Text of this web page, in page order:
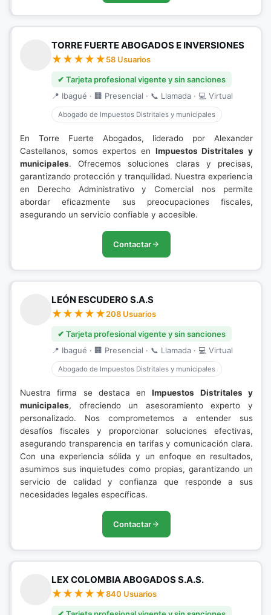
TORRE FUERTE ABOGADOS E INVERSIONES
58 Usuarios
✔ Tarjeta profesional vigente y sin sanciones
📍 Ibagué · 🏢 Presencial · 📞 Llamada · 💻 Virtual
Abogado de Impuestos Distritales y municipales
En Torre Fuerte Abogados, liderado por Alexander
Castellanos, somos expertos en Impuestos Distritales y
municipales. Ofrecemos soluciones claras y precisas,
garantizando protección y tranquilidad. Nuestra experiencia
en Derecho Administrativo y Comercial nos permite
abordar eficazmente sus preocupaciones fiscales,
asegurando un servicio confiable y accesible.
Contactar
LEÓN ESCUDERO S.A.S
208 Usuarios
✔ Tarjeta profesional vigente y sin sanciones
📍 Ibagué · 🏢 Presencial · 📞 Llamada · 💻 Virtual
Abogado de Impuestos Distritales y municipales
Nuestra firma se destaca enImpuestos Distritales y
municipales, ofreciendo un asesoramiento experto y
personalizado. Nos comprometemos a entender sus
desafíos fiscales y proporcionar soluciones efectivas,
asegurando transparencia en tarifas y comunicación clara.
Con una experiencia sólida y un enfoque en resultados,
asumimos sus inquietudes como propias, garantizando un
servicio de calidad y confianza que responde a sus
necesidades legales específicas.
Contactar
LEX COLOMBIA ABOGADOS S.A.S.
840 Usuarios